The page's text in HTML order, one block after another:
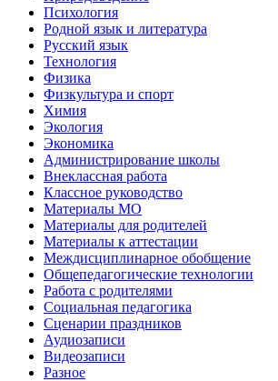
Психология
Родной язык и литература
Русский язык
Технология
Физика
Физкультура и спорт
Химия
Экология
Экономика
Администрирование школы
Внеклассная работа
Классное руководство
Материалы МО
Материалы для родителей
Материалы к аттестации
Междисциплинарное обобщение
Общепедагогические технологии
Работа с родителями
Социальная педагогика
Сценарии праздников
Аудиозаписи
Видеозаписи
Разное